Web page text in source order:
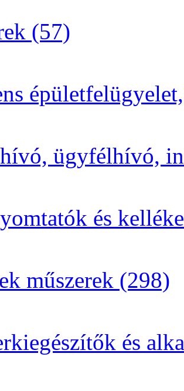
(57)
ügyfélhívó,
és
műszerek (298)
és